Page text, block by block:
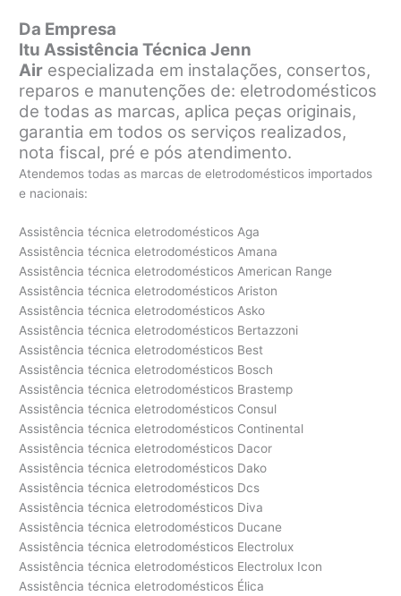
Da Empresa
Itu Assistência Técnica Jenn
Air especializada em instalações, consertos,
reparos e manutenções de: eletrodomésticos
de todas as marcas, aplica peças originais,
garantia em todos os serviços realizados,
nota fiscal, pré e pós atendimento.
Atendemos todas as marcas de eletrodomésticos importados
e nacionais:
Assistência técnica eletrodomésticos Aga
Assistência técnica eletrodomésticos Amana
Assistência técnica eletrodomésticos American Range
Assistência técnica eletrodomésticos Ariston
Assistência técnica eletrodomésticos Asko
Assistência técnica eletrodomésticos Bertazzoni
Assistência técnica eletrodomésticos Best
Assistência técnica eletrodomésticos Bosch
Assistência técnica eletrodomésticos Brastemp
Assistência técnica eletrodomésticos Consul
Assistência técnica eletrodomésticos Continental
Assistência técnica eletrodomésticos Dacor
Assistência técnica eletrodomésticos Dako
Assistência técnica eletrodomésticos Dcs
Assistência técnica eletrodomésticos Diva
Assistência técnica eletrodomésticos Ducane
Assistência técnica eletrodomésticos Electrolux
Assistência técnica eletrodomésticos Electrolux Icon
Assistência técnica eletrodomésticos Élica